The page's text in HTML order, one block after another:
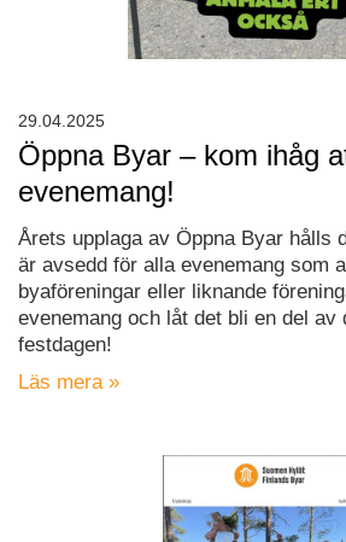
Öppna Byar – kom ihåg
evenemang!
Årets upplaga av Öppna Byar hålls
är avsedd för alla evenemang som
byaföreningar eller liknande
evenemang och låt det bli en del av
festdagen!
Läs mera »
29.04.2025